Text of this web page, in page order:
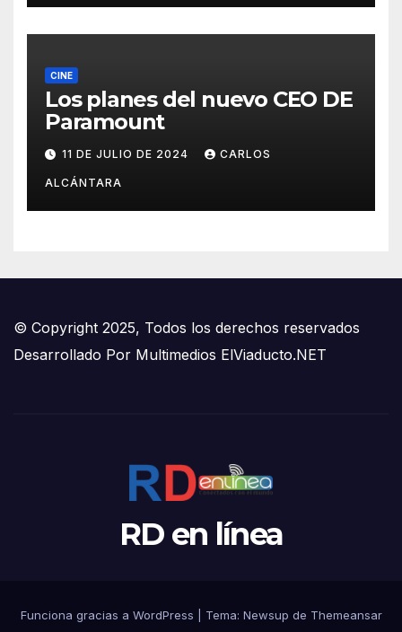
CINE
Los planes del nuevo CEO DE
Paramount
11 DE JULIO DE 2024 CARLOS
ALCÁNTARA
© Copyright 2025, Todos los derechos reservados
Desarrollado Por Multimedios ElViaducto.NET
RD en línea
Funciona gracias a WordPress Tema: Newsup de Themeansar